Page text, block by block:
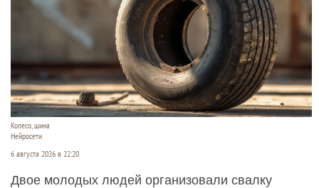
Колесо, шина
Нейросети
6 августа 2026 в 22:20
Двое молодых людей организовали свалку